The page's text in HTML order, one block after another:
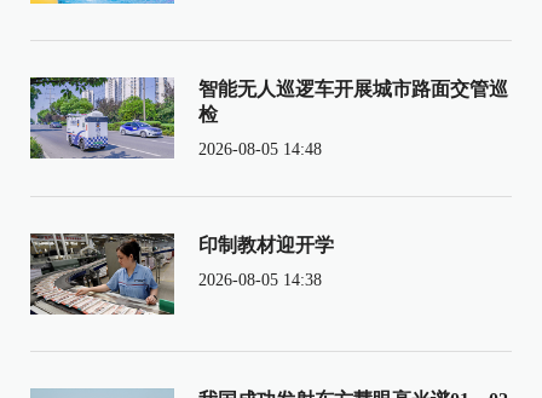
智能无人巡逻车开展城市路面交管巡
检
2026-08-05 14:48
印制教材迎开学
2026-08-05 14:38